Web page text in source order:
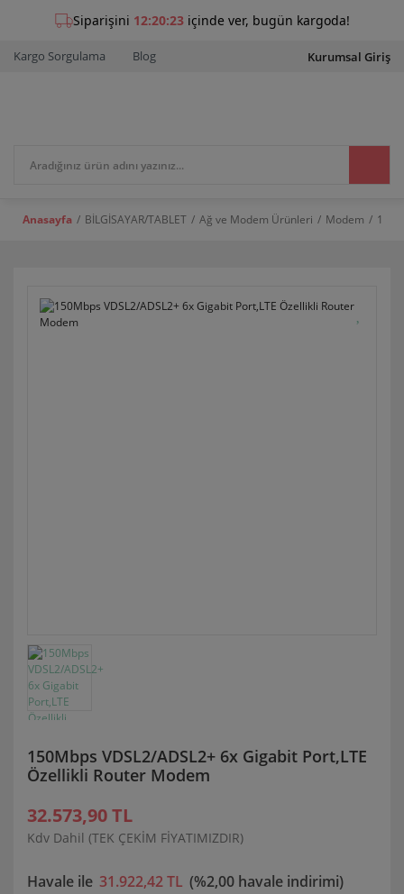
Kargo Sorgulama Blog Kurumsal Giriş
Anasayfa BİLGİSAYAR/TABLET Ağ ve Modem Ürünleri Modem
150Mbps VDSL2/ADSL2+ 6x Gigabit Port,LTE
Özellikli Router Modem
32.573,90 TL
Kdv Dahil (TEK ÇEKİM FİYATIMIZDIR)
Havale ile 31.922,42 TL (%2,00 havale indirimi)